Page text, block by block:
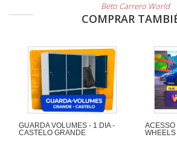
Beto Carrero World
COMPRAR
GUARDA VOLUMES - 1 DIA -
CASTELO GRANDE
ACESSO